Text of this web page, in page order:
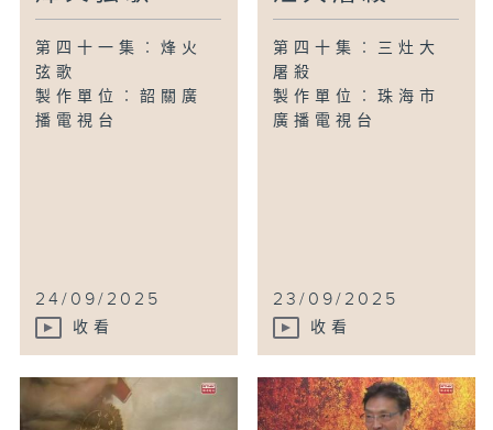
第四十一集︰烽火
弦歌
製作單位︰韶關廣
播電視台
24/09/2025
收看
第四十集︰三灶大
屠殺
製作單位︰珠海市
廣播電視台
23/09/2025
收看